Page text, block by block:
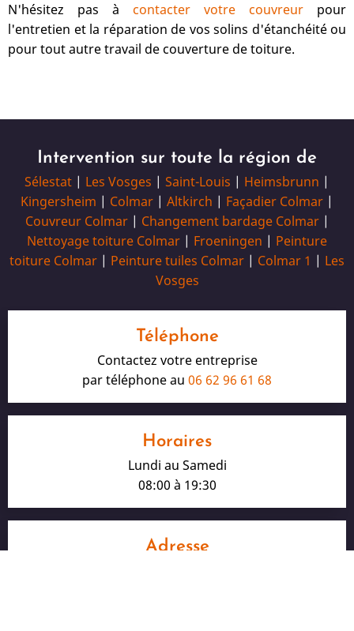
N'hésitez pas à contacter votre couvreur pour
l'entretien et la réparation de vos solins d'étanchéité ou
pour tout autre travail de couverture de toiture.
Intervention sur toute la région de
Sélestat | Les Vosges | Saint-Louis | Heimsbrunn |
Kingersheim | Colmar | Altkirch | Façadier Colmar |
Couvreur Colmar| Changement bardage Colmar|
Nettoyage toiture Colmar | Froeningen | Peinture
toiture Colmar | Peinture tuiles Colmar | Colmar 1 | Les
Vosges
Téléphone
Contactez votre entreprise
par téléphone au 06 62 96 61 68
Horaires
Lundi au Samedi
08:00 à 19:30
Adresse